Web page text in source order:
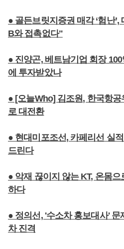
● 골든브릿지증권 매각 ‘험난
B와 접촉없다"
● 진양곤, 베트남기업 회장
에 투자받았나
● [오늘Who] 김조원, 한국항
로 대전환
● 현대미포조선, 카페리선 실
드린다
● 악재 끊이지 않는 KT, 온몸
하다
● 정의선, '수소차 홍보대사'
차 진격